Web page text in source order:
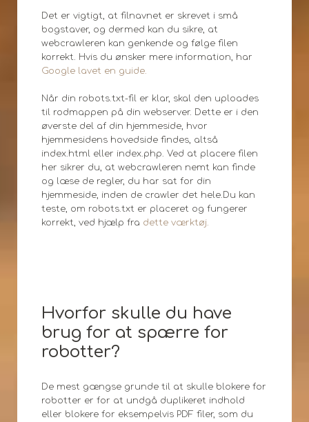
Det er vigtigt, at filnavnet er skrevet i små
bogstaver, og dermed kan du sikre, at
webcrawleren kan genkende og følge filen
korrekt. Hvis du ønsker mere information, har
Google lavet en guide.
Når din robots.txt-fil er klar, skal den uploades
til rodmappen på din webserver. Dette er i den
øverste del af din hjemmeside, hvor
hjemmesidens hovedside findes, altså
index.html eller index.php. Ved at placere filen
her sikrer du, at webcrawleren nemt kan finde
og læse de regler, du har sat for din
hjemmeside, inden de crawler det hele.Du kan
teste, om robots.txt er placeret og fungerer
korrekt, ved hjælp fra dette værktøj.
Hvorfor skulle du have
brug for at spærre for
robotter?
De mest gængse grunde til at skulle blokere for
robotter er for at undgå duplikeret indhold
eller blokere for eksempelvis PDF filer, som du